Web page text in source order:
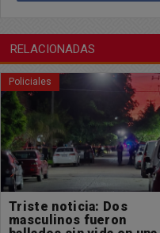
RELACIONADAS
Policiales
Accidente Ruta Nacional
7